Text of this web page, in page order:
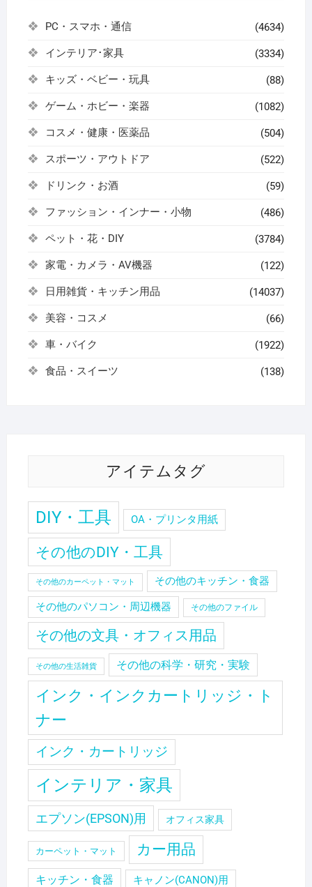
PC・スマホ・通信 (4634)
インテリア･家具 (3334)
キッズ・ベビー・玩具 (88)
ゲーム・ホビー・楽器 (1082)
コスメ・健康・医薬品 (504)
スポーツ・アウトドア (522)
ドリンク・お酒 (59)
ファッション・インナー・小物 (486)
ペット・花・DIY (3784)
家電・カメラ・AV機器 (122)
日用雑貨・キッチン用品 (14037)
美容・コスメ (66)
車・バイク (1922)
食品・スイーツ (138)
アイテムタグ
DIY・工具 OA・プリンタ用紙
その他のDIY・工具
その他のカーペット・マット その他のキッチン・食器
その他のパソコン・周辺機器 その他のファイル
その他の文具・オフィス用品
その他の生活雑貨 その他の科学・研究・実験
インク・インクカートリッジ・ト
ナー
インク・カートリッジ
インテリア・家具
エプソン(EPSON)用 オフィス家具
カーペット・マット カー用品
キッチン・食器 キャノン(CANON)用